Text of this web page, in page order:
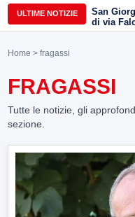
ULTIME NOTIZIE
San
di via
Home > fragassi
FRAGASSI
Tutte le notizie, gli
sezione.